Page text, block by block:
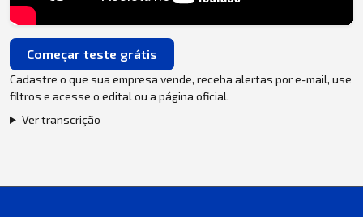
Começar teste grátis
Cadastre o que sua empresa vende, receba alertas por e-mail, use
filtros e acesse o edital ou a página oficial.
Ver transcrição